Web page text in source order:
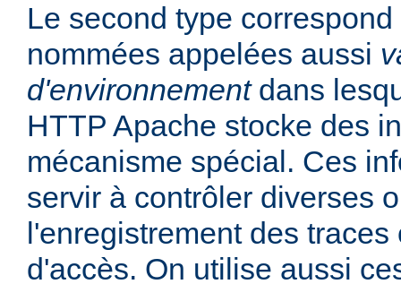
Le second type
nommées appelées aussi
d'environnementdans
HTTP Apache stocke des
mécanisme spécial. Ces
servir à contrôler diverses
l'enregistrement des traces
d'accès. On utilise aussi